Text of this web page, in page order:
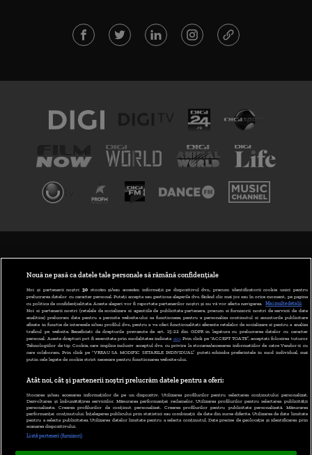
ABONARE DIGI TV
GESTIONAȚI PREFERINȚELE
CODUL DIGI24
CAMERE WEB
CONTACT/INFO
Nouă ne pasă ca datele tale personale să rămână confidențiale
Noi și partenerii noștri 30stocăm și/sau accesăm informații pe dispozitivul dvs., precum identificatorii cookie unici pentru
prelucrarea datelor cu caracter personal. Puteți accepta sau gestiona alegerile dvs. făcând clic mai jos sau în orice moment, pe pagina
cu politica de confidențialitate. Aceste alegeri vor fi raportate partenerilor noștri și nu vă vor afecta navigarea.
Mai multe detalii
Noi si partenerii nostri (retelele de socializare si agentiile de publicitate partenere, precum si furnizorii nostri de servicii de date
analitice) prelucram date pentru a permite website-ului sa functioneze, pentru a personaliza continutul si anunturile publicitare
afisate in functie de interesele si/sau profilul dvs., pentru a va oferi functionalitati aferente retelelor de socializare si pentru a analiza
traficul pe website. Beneficiati de drepturile prevazute de art. 15-22 din GDPR in legatura cu prelucrarea datelor cu caracter
personal. Aceste drepturi pot fi exercitate prin modalitatea indicata aici. Prin click pe “ACCEPT TOATE”, acceptati folosirea tuturor
Tehnologiilor de tip Cookie, care implica inclusiv acceptul dvs. cu privire la stocarea/accesarea informatiilor de catre Vendor-ii cu
care colaboram. Prin click pe “VREAU SA MODIFIC SETARILE INDIVIDUAL” puteti schimba preferintele in mod individual, mai
putin cele legate de cookie strict necesare pentru functionarea website-ului.
Atât noi, cât și partenerii noștri prelucrăm datele pentru a oferi:
Stocarea și/sau accesarea informațiilor de pe un dispozitiv. Utilizarea profilurilor pentru selectarea conținutului personalizat.
Dezvoltarea și îmbunătățirea serviciilor. Măsurarea performanței reclamelor. Utilizarea profilurilor pentru selectarea publicității
personalizate. Crearea profilurilor de conținut personalizat. Crearea profilurilor pentru publicitate personalizată. Măsurarea
performanței conținutului. Înțelegerea publicului prin statistici sau combinații de date din surse diferite. Utilizarea de date limitate
pentru a selecta publicitatea. Utilizarea datelor limitate pentru a selecta conținutul. Date precise de geolocație și identificarea prin
scanarea dispozitivului.
Listă parteneri (furnizori)